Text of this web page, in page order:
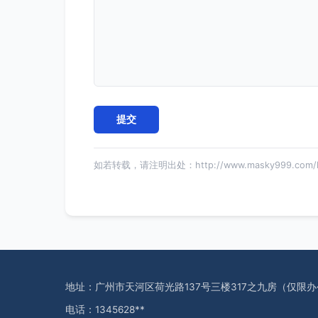
如若转载，请注明出处：http://
地址：广州市天河区荷光路137号三楼317之九房（仅限办
电话：1345628**